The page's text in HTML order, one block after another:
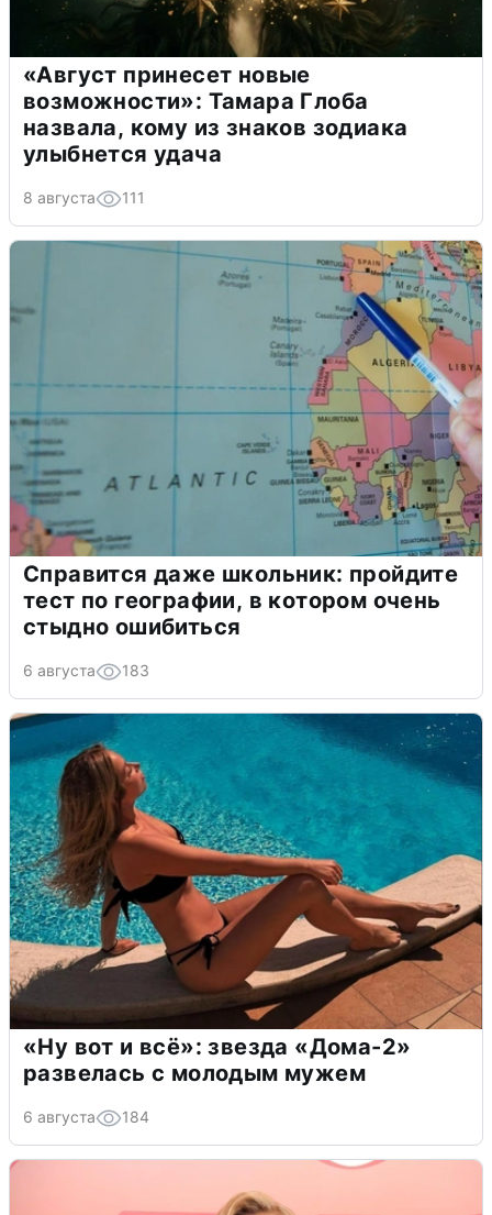
«Август принесет новые
возможности»: Тамара Глоба
назвала, кому из знаков зодиака
улыбнется удача
8 августа 111
Справится даже школьник: пройдите
тест по географии, в котором очень
стыдно ошибиться
6 августа 183
«Ну вот и всё»: звезда «Дома-2»
развелась с молодым мужем
6 августа 184